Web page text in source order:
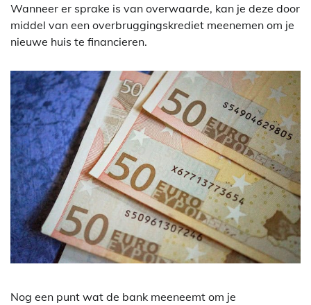
Wanneer er sprake is van overwaarde, kan je deze door
middel van een overbruggingskrediet meenemen om je
nieuwe huis te financieren.
Nog een punt wat de bank meeneemt om je